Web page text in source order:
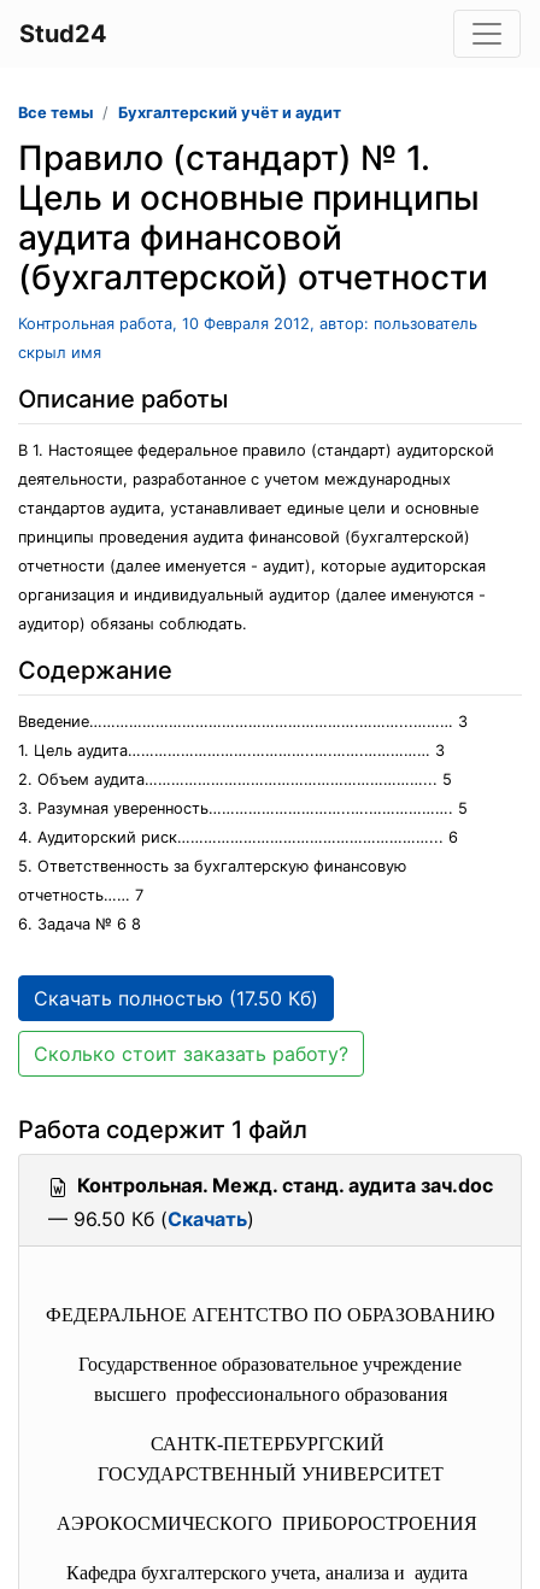
Stud24
Все темы Бухгалтерский учёт и аудит
Правило (стандарт) № 1.
Цель и основные принципы
аудита финансовой
(бухгалтерской) отчетности
Контрольная работа, 10 Февраля 2012, автор: пользователь
скрыл имя
Описание работы
В 1. Настоящее федеральное правило (стандарт) аудиторской
деятельности, разработанное с учетом международных
стандартов аудита, устанавливает единые цели и основные
принципы проведения аудита финансовой (бухгалтерской)
отчетности (далее именуется - аудит), которые аудиторская
организация и индивидуальный аудитор (далее именуются -
аудитор) обязаны соблюдать.
Содержание
Введение…………………………………………………….………...……… 3
1. Цель аудита……………………….…………..….…….…………… 3
2. Объем аудита………………………………………………………... 5
3. Разумная уверенность…………………………..….………………. 5
4. Аудиторский риск…………………………………………………... 6
5. Ответственность за бухгалтерскую финансовую
отчетность…… 7
6. Задача № 6 8
Скачать полностью (17.50 Кб)
Сколько стоит заказать работу?
Работа содержит 1 файл
Контрольная. Межд. станд. аудита зач.doc
— 96.50 Кб (Скачать)
ФЕДЕРАЛЬНОЕ АГЕНТСТВО ПО ОБРАЗОВАНИЮ
Государственное образовательное учреждение
высшего профессионального образования
САНТК-ПЕТЕРБУРГСКИЙ
ГОСУДАРСТВЕННЫЙ УНИВЕРСИТЕТ
АЭРОКОСМИЧЕСКОГО ПРИБОРОСТРОЕНИЯ
Кафедра бухгалтерского учета, анализа и аудита